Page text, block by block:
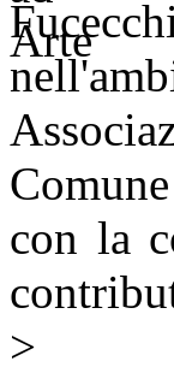
con la
>